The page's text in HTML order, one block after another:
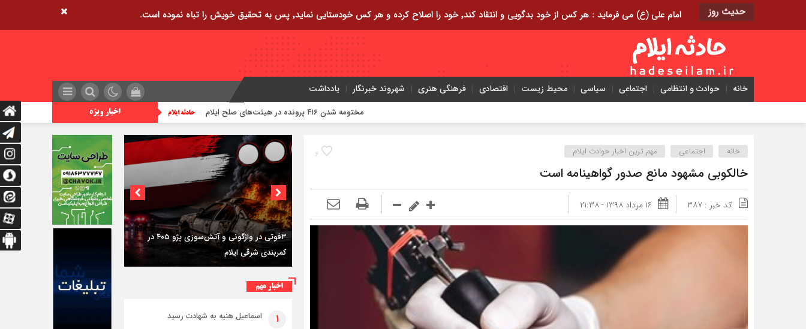
حدیث روز امام علی (ع) می فرماید : هر کس از خود بدگویی و انتقاد کند٬ خود را اصلاح کرده و هر کس خودستایی نماید٬ پس به تحقیق خویش را تباه نموده است.
خانه حوادث و انتظامی اجتماعی سیاسی محیط زیست اقتصادی فرهنگی هنری شهروند خبرنگار یادداشت
اخبار ویژه مختومه شدن ۴۱۶ پرونده در هیئت‌های صلح ایلام زمین‌لرزه ۴/۲ ریشتری دره شهر را لرزاند
۶ خانه اجتماعی مهم ترین اخبار حوادث ایلام
خالکوبی مشهود مانع صدور گواهینامه است
کد خبر : ۳۸۷ ۱۶ مرداد ۱۳۹۸ - ۲۱:۳۸
کمربندی شرقی ایلام
اختصاصی؛
استقرار ۷۱۴ دستگاه اتوبوس در پایانه برکت مهران
برای بازگشت زائران اربعین+تصاویر
اخبار مهم
۱ اسماعیل هنیه به شهادت رسید